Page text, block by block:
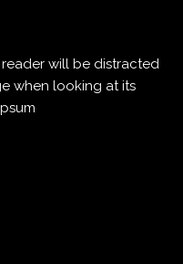
will be distracted
when looking at its